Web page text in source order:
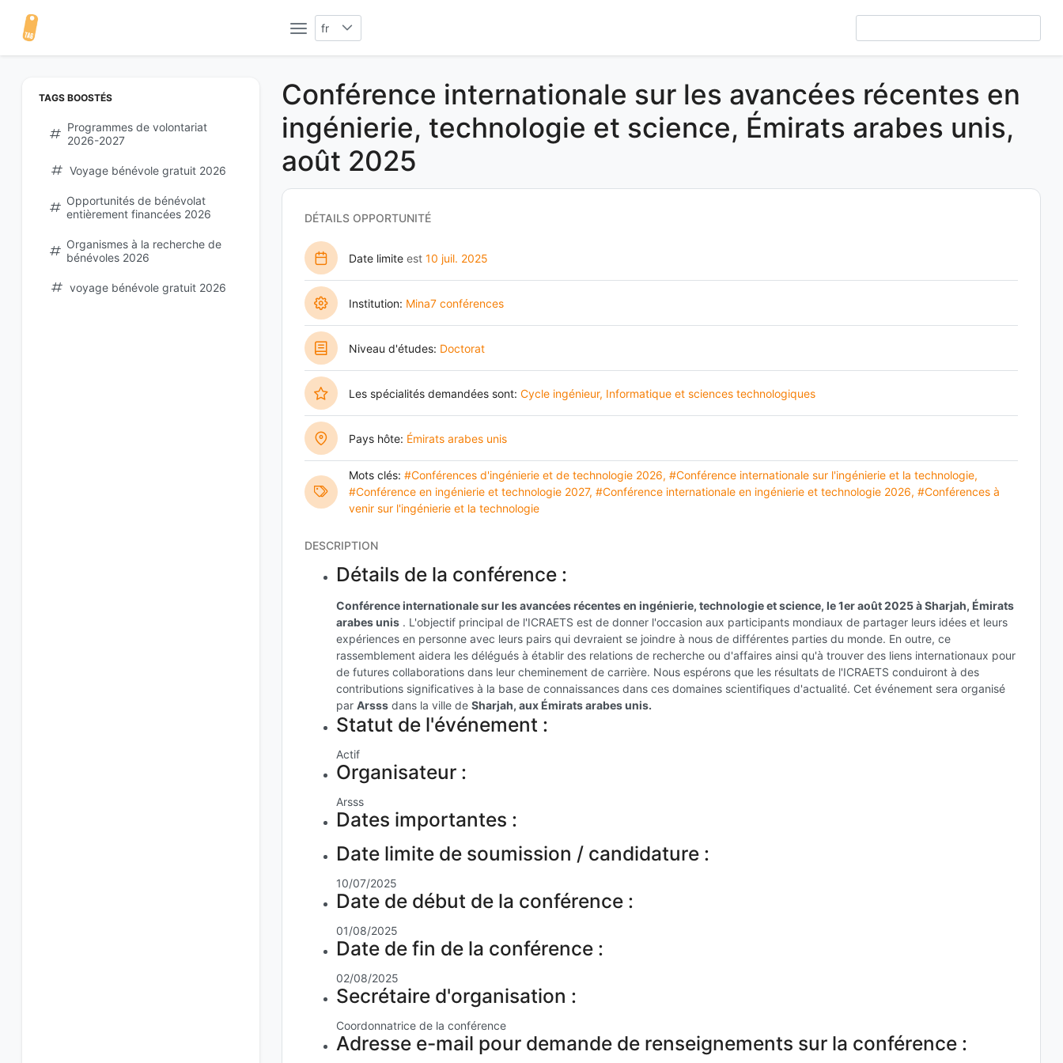
fr
TAGS BOOSTÉS
Programmes de volontariat
2026-2027
Voyage bénévole gratuit 2026
Opportunités de bénévolat
entièrement financées 2026
Organismes à la recherche de
bénévoles 2026
voyage bénévole gratuit 2026
Conférence internationale sur les avancées récentes en
ingénierie, technologie et science, Émirats arabes unis,
août 2025
DÉTAILS OPPORTUNITÉ
Date limite est 10 juil. 2025
Institution: Mina7 conférences
Niveau d'études: Doctorat
Les spécialités demandées sont: Cycle ingénieur, Informatique et sciences technologiques
Pays hôte: Émirats arabes unis
Mots clés: #Conférences d'ingénierie et de technologie 2026, #Conférence internationale sur l'ingénierie et la technologie,
#Conférence en ingénierie et technologie 2027, #Conférence internationale en ingénierie et technologie 2026, #Conférences à
venir sur l'ingénierie et la technologie
DESCRIPTION
Détails de la conférence :
Conférence internationale sur les avancées récentes en ingénierie, technologie et science, le 1er août 2025 à Sharjah, Émirats
arabes unis . L'objectif principal de l'ICRAETS est de donner l'occasion aux participants mondiaux de partager leurs idées et leurs
expériences en personne avec leurs pairs qui devraient se joindre à nous de différentes parties du monde. En outre, ce
rassemblement aidera les délégués à établir des relations de recherche ou d'affaires ainsi qu'à trouver des liens internationaux pour
de futures collaborations dans leur cheminement de carrière. Nous espérons que les résultats de l'ICRAETS conduiront à des
contributions significatives à la base de connaissances dans ces domaines scientifiques d'actualité. Cet événement sera organisé
par Arsss dans la ville de Sharjah, aux Émirats arabes unis.
Statut de l'événement :
Actif
Organisateur :
Arsss
Dates importantes :
Date limite de soumission / candidature :
10/07/2025
Date de début de la conférence :
01/08/2025
Date de fin de la conférence :
02/08/2025
Secrétaire d'organisation :
Coordonnatrice de la conférence
Adresse e-mail pour demande de renseignements sur la conférence :